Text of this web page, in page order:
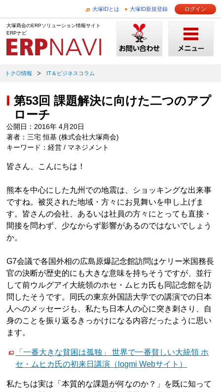
大塚IDとは 大塚ID新規登録 ログイン
大塚商会のERPソリューション情報サイト
ERPナビ
トク◎情報 IT＆ビジネスコラム
第53回 課題解決に向けた二つのアプ
ローチ
公開日：2016年 4月20日
著者：三宅 恒基 (株式会社大塚商会)
キーワード：経営 / マネジメント
皆さん、こんにちは！
熊本を中心にした九州での地震は、ショッキングな出来事
ですね。被災された地域・方々にお見舞いを申し上げま
す。皆さんの会社、あるいは社員の方々にとっても直接・
間接を問わず、少なからず影響があるのではないでしょう
か。
G7会議で各国外相の広島原爆記念館訪問はケリー米国務長
官の決断が歴史的にも大きな意味を持ちそうですが、並行
して前ウルグアイ大統領のホセ・ムヒカ氏も同記念館を訪
問したそうです。同氏の東京外国語大学での講演での日本
人へのメッセージも、私たち日本人の心に突き刺さり、自
身のことを振り返るきっかけになる内容だったように思い
ます。
「一番大きな貧困は孤独」 世界で一番貧しい大統領 ホ
セ・ムヒカ氏の初来日講演（logmi Webサイト）
私たちは実は「本質的な課題が何なのか？」を既に知って